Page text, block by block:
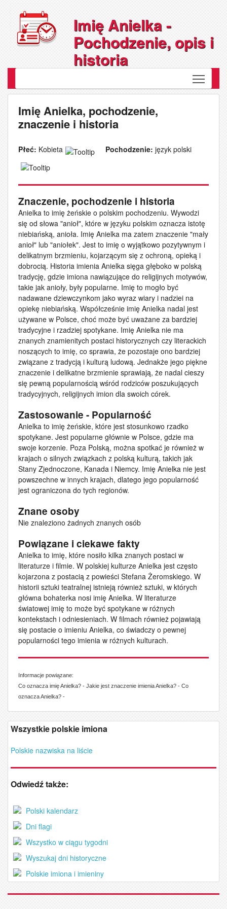
Imię Anielka -
Pochodzenie, opis i
historia
Imię Anielka, pochodzenie,
znaczenie i historia
Płeć: Kobieta Pochodzenie: język polski
Znaczenie, pochodzenie i historia
Anielka to imię żeńskie o polskim pochodzeniu. Wywodzi
się od słowa "anioł", które w języku polskim oznacza istotę
niebiańską, anioła. Imię Anielka ma zatem znaczenie "mały
anioł" lub "aniołek". Jest to imię o wyjątkowo pozytywnym i
delikatnym brzmieniu, kojarzącym się z ochroną, opieką i
dobrocią. Historia imienia Anielka sięga głęboko w polską
tradycję, gdzie imiona nawiązujące do religijnych motywów,
takie jak anioły, były popularne. Imię to mogło być
nadawane dziewczynkom jako wyraz wiary i nadziei na
opiekę niebiańską. Współcześnie imię Anielka nadal jest
używane w Polsce, choć może być uważane za bardziej
tradycyjne i rzadziej spotykane. Imię Anielka nie ma
znanych znamienitych postaci historycznych czy literackich
noszących to imię, co sprawia, że pozostaje ono bardziej
związane z tradycją i kulturą ludową. Jednakże jego piękne
znaczenie i delikatne brzmienie sprawiają, że nadal cieszy
się pewną popularnością wśród rodziców poszukujących
tradycyjnych, religijnych imion dla swoich córek.
Zastosowanie - Popularność
Anielka to imię żeńskie, które jest stosunkowo rzadko
spotykane. Jest popularne głównie w Polsce, gdzie ma
swoje korzenie. Poza Polską, można spotkać je również w
krajach o silnych związkach z polską kulturą, takich jak
Stany Zjednoczone, Kanada i Niemcy. Imię Anielka nie jest
powszechne w innych krajach, dlatego jego popularność
jest ograniczona do tych regionów.
Znane osoby
Nie znaleziono żadnych znanych osób
Powiązane i ciekawe fakty
Anielka to imię, które nosiło kilka znanych postaci w
literaturze i filmie. W polskiej kulturze Anielka jest często
kojarzona z postacią z powieści Stefana Żeromskiego. W
historii sztuki teatralnej istnieją również sztuki, w których
główna bohaterka nosi imię Anielka. W literaturze
światowej imię to może być spotykane w różnych
kontekstach i odniesieniach. W filmach również pojawiają
się postacie o imieniu Anielka, co świadczy o pewnej
popularności tego imienia w różnych kulturach.
Informacje powiązane:
Co oznacza imię Anielka? - Jakie jest znaczenie imienia Anielka? - Co
oznacza Anielka? -
Wszystkie polskie imiona
Polskie nazwiska na liście
Odwiedź także:
Polski kalendarz
Dni flagi
Wszystko w ciągu tygodni
Wyszukaj dni historyczne
Polskie imiona i imieniny